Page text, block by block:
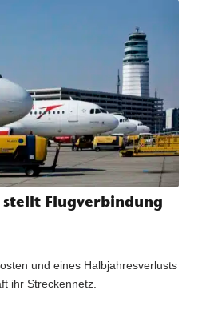
Flugverbindung
und eines Halbjahresverlusts
ihr Streckennetz.